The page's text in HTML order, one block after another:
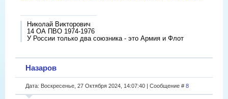
Николай Викторович
14 ОА ПВО 1974-1976
У России только два союзника - это Армия и Флот
Назаров
Дата: Воскресенье, 27 Октября 2024, 14:07:40 | Сообщение # 8